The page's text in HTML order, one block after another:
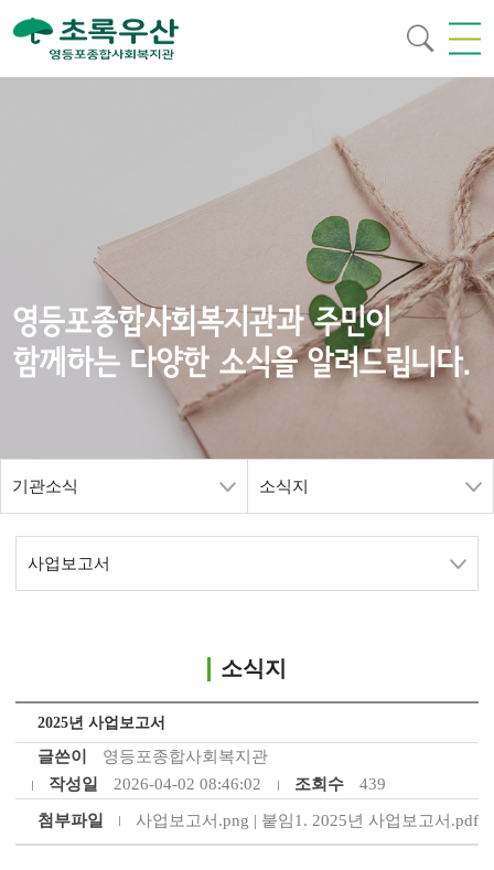
영등포종합사회복지관과 주민이
함께하는 다양한 소식을 알려드립니다.
기관소식 소식지
사업보고서
소식지
2025년 사업보고서
글쓴이
영등포종합사회복지관
작성일
2026-04-02 08:46:02 조회수 439
첨부파일 사업보고서.png | 붙임1. 2025년 사업보고서.pdf